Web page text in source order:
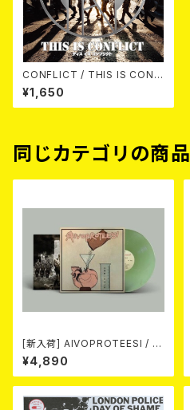
CONFLICT / THIS IS CONF
LICT 7"EP
¥1,650
同じカテゴリの商品
[新入荷] AIVOPROTEESI / U
MPIKUJA (LP / LTD.100 DIE
-HARD COKE BOTTLE GRE
EN VINYL) (ITA / F.O.A.D.)
¥4,890